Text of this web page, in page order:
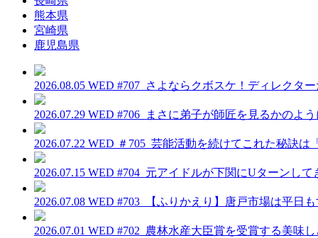
熊本県
宮崎県
鹿児島県
2026.08.05 WED #707_さよならクボスケ！ディレクタ
2026.07.29 WED #706_まさに弟子が師匠を見るかのよ
2026.07.22 WED ＃705_芸能活動を続けてこれた秘訣
2026.07.15 WED #704_元アイドルが下関にUターンし
2026.07.08 WED #703_【ふりかえり】唐戸市場は平日
2026.07.01 WED #702_農林水産大臣賞を受賞する美